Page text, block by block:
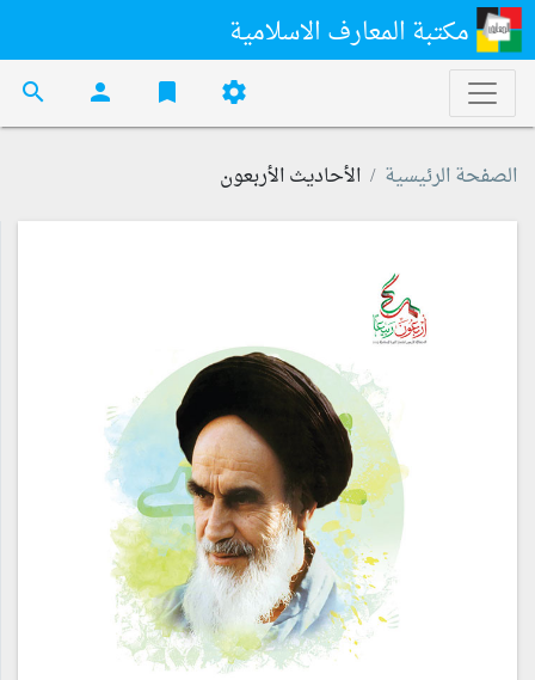
مكتبة المعارف الاسلامية
settings
bookmark
person
search
الصفحة الرئيسية الأحاديث الأربعون